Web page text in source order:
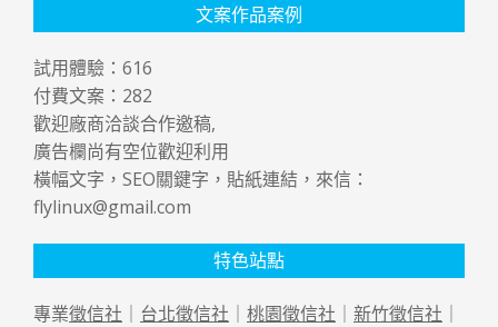
文案作品案例
試用體驗： 616
付費文案： 282
歡迎廠商洽談合作邀稿,
廣告欄尚有空位歡迎利用
橫幅文字，SEO關鍵字，貼紙連結，來信：
flylinux@gmail.com
特色站點
專業徵信社 台北徵信社 桃園徵信社 新竹徵信社